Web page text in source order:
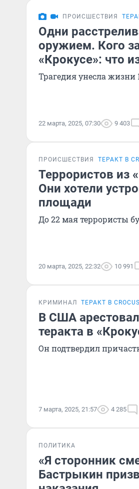
ПРОИСШЕСТВИЯ
Одни
оружием. Кого
«Крокусе»: что
Трагедия унесла жизни
22 марта, 2025, 07:30 9 403
ПРОИСШЕСТВИЯ ТЕРАКТ В
Террористов из
Они хотели
площади
До 22 мая террористы
20 марта, 2025, 22:32 10 991
КРИМИНАЛ ТЕРАКТ В
В США
теракта в
Он подтвердил
7 марта, 2025, 21:57 4 285
ПОЛИТИКА
«Я сторонник
Бастрыкин